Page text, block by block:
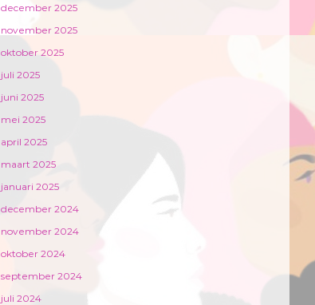
december 2025
november 2025
oktober 2025
juli 2025
juni 2025
mei 2025
april 2025
maart 2025
januari 2025
december 2024
november 2024
oktober 2024
september 2024
juli 2024